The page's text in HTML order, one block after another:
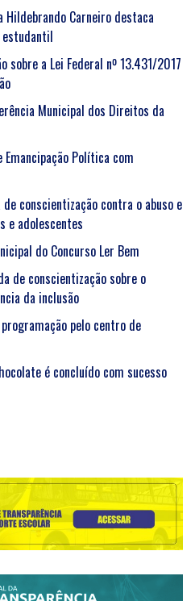
Hildebrando Carneiro destaca
sobre a Lei Federal nº 13.431/2017
Municipal dos Direitos da
Política com
conscientização contra o abuso e
e adolescentes
do Concurso Ler Bem
de conscientização sobre o
da inclusão
pelo centro de
é concluído com sucesso